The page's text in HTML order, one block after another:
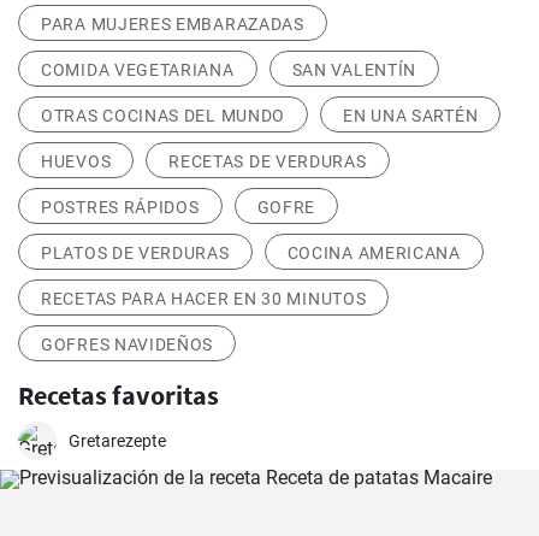
PARA MUJERES EMBARAZADAS
COMIDA VEGETARIANA SAN VALENTÍN
OTRAS COCINAS DEL MUNDO EN UNA SARTÉN
HUEVOS RECETAS DE VERDURAS
POSTRES RÁPIDOS GOFRE
PLATOS DE VERDURAS COCINA AMERICANA
RECETAS PARA HACER EN 30 MINUTOS
GOFRES NAVIDEÑOS
Recetas favoritas
Gretarezepte